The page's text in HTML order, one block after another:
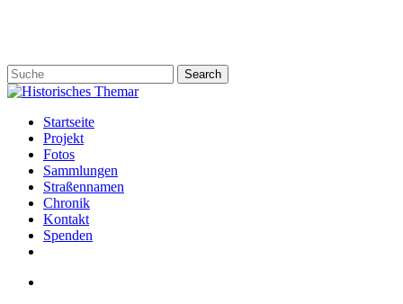
content
Search
Close
search
Menu
Startseite
Projekt
Fotos
Sammlungen
Straßennamen
Chronik
Kontakt
Spenden